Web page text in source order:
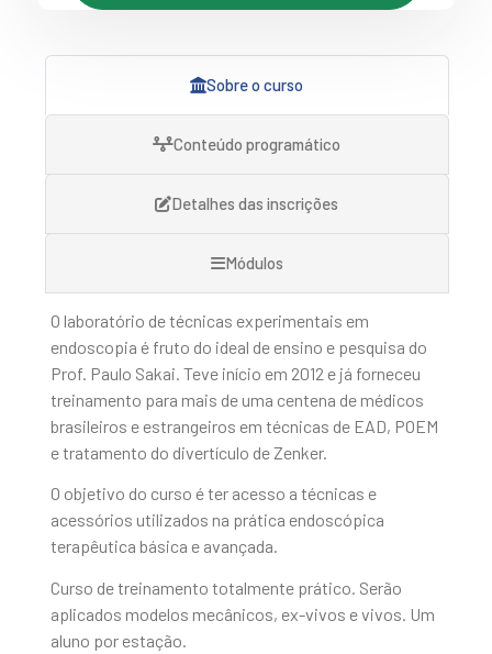
Sobre o curso
Conteúdo programático
Detalhes das inscrições
Módulos
O laboratório de técnicas experimentais em
endoscopia é fruto do ideal de ensino e pesquisa do
Prof. Paulo Sakai. Teve início em 2012 e já forneceu
treinamento para mais de uma centena de médicos
brasileiros e estrangeiros em técnicas de EAD, POEM
e tratamento do divertículo de Zenker.
O objetivo do curso é ter acesso a técnicas e
acessórios utilizados na prática endoscópica
terapêutica básica e avançada.
Curso de treinamento totalmente prático. Serão
aplicados modelos mecânicos, ex-vivos e vivos. Um
aluno por estação.